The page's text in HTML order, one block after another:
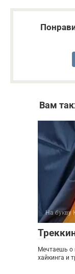
Вам
На букву
Мечтаешь о
хайкинга и